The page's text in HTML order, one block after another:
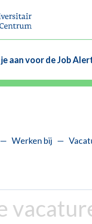
aan voor de Job
— Werken bij —